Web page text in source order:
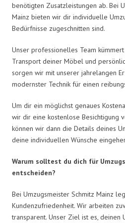
benötigten Zusatzleistungen ab. Bei
Mainz bieten wir dir individuelle
Bedürfnisse zugeschnitten sind.
Unser professionelles Team
Transport deiner Möbel und
sorgen wir mit unserer jahrelangen
modernster Technik für einen
Um dir ein möglichst genaues
wir dir eine kostenlose Besichtigung
können wir dann die Details deines
deine individuellen Wünsche
Warum solltest du dich für
entscheiden?
Bei Umzugsmeister Schmitz Mainz
Kundenzufriedenheit. Wir arbeiten
transparent. Unser Ziel ist es, deinen